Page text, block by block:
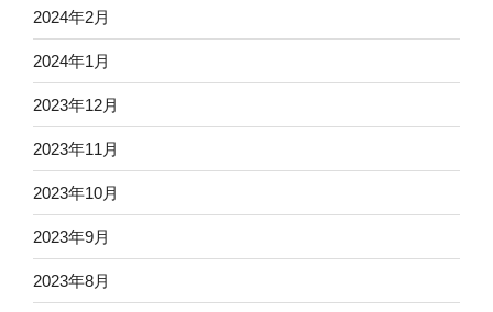
2024年2月
2024年1月
2023年12月
2023年11月
2023年10月
2023年9月
2023年8月